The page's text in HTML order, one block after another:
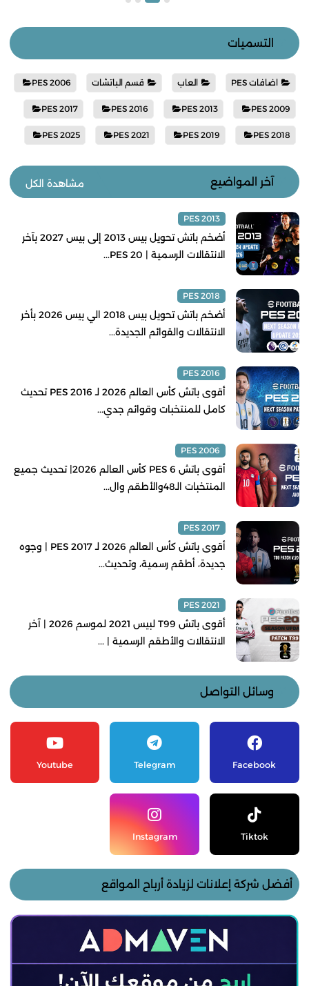
التسميات
اضافات PES العاب قسم الباتشات PES 2006
PES 2009
PES 2013
PES 2016
PES 2017
PES 2018
PES 2019
PES 2021
PES 2025
مشاهدة الكل آخر المواضيع
PES 2013
أضخم باتش تحويل بيس 2013 إلى بيس 2027 بآخر
الانتقالات الرسمية | PES 20...
PES 2018
أضخم باتش تحويل بيس 2018 الي بيس 2026 بأخر
الانتقالات والقوائم الجديدة...
PES 2016
أقوى باتش كأس العالم 2026 لـ PES 2016 تحديث
كامل للمنتخبات وقوائم جدي...
PES 2006
أقوى باتش PES 6 كأس العالم 2026| تحديث جميع
المنتخبات الـ48والأطقم وال...
PES 2017
أقوى باتش كأس العالم 2026 لـ PES 2017 | وجوه
جديدة، أطقم رسمية، وتحديث...
PES 2021
أقوى باتش T99 لبيس 2021 لموسم 2026 | آخر
الانتقالات والأطقم الرسمية | ...
وسائل التواصل
Facebook
Telegram
Youtube
Tiktok
Instagram
أفضل شركة إعلانات لزيادة أرباح المواقع